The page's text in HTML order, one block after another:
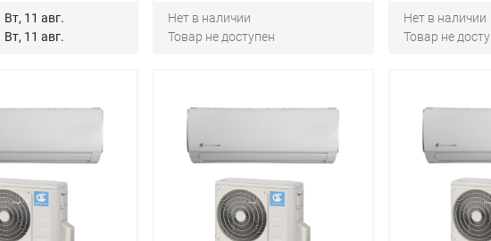
Вт, 11 авг.
Вт, 11 авг.
Нет в наличии
Товар не доступен
Нет в наличии
Товар не